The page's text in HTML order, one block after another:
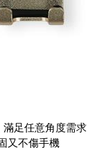
足任意角度需求
又不傷手機